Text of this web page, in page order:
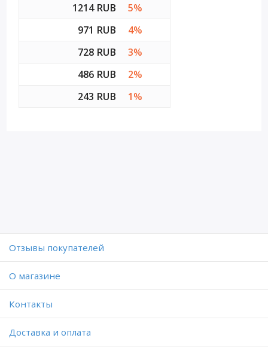
1214 RUB
5%
971 RUB
4%
728 RUB
3%
486 RUB
2%
243 RUB
1%
Отзывы покупателей
O магазине
Контакты
Доставка и оплата